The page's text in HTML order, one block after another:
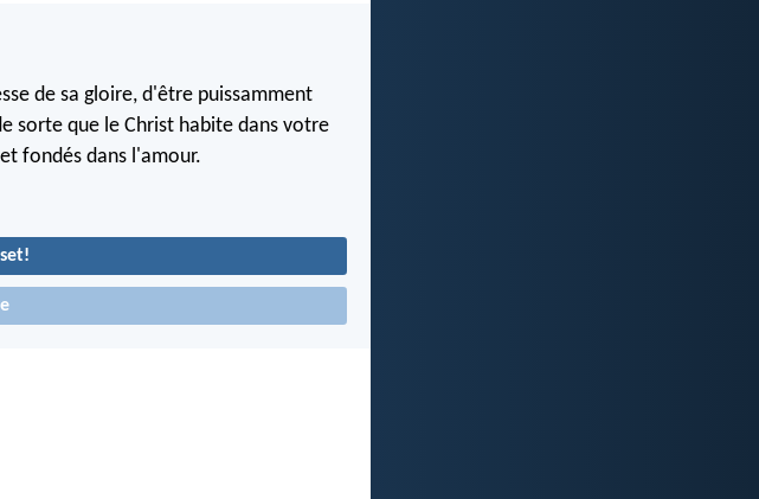
de sa gloire, d'être puissamment
sorte que le Christ habite dans votre
fondés dans l'amour.